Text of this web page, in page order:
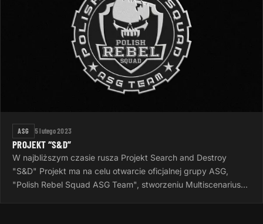
ASG 5 lutego 2023
PROJEKT “S&D”
W najbliższym czasie rusza Projekt Search and Destroy
"S&D" Projekt ma na celu otwarcie oficjalnej grupy ASG,
"Polish Rebel Squad ASG Team", stworzeniu Multiscenariusza